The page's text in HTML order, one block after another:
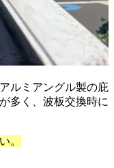
ルミアングル製の庇
多く、波板交換時に
。